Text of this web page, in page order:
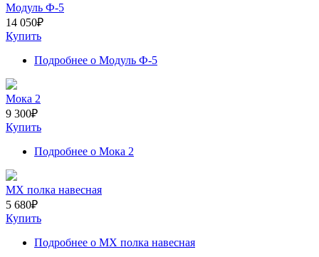
Модуль Ф-5
14 050₽
Купить
Подробнее о Модуль Ф-5
Мока 2
9 300₽
Купить
Подробнее о Мока 2
МХ полка навесная
5 680₽
Купить
Подробнее о МХ полка навесная